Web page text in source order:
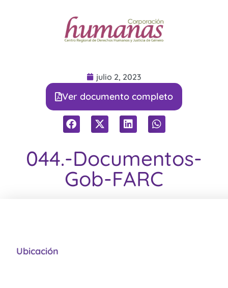
044.-Documentos-
Gob-FARC
julio 2, 2023
Ver documento completo
Ubicación